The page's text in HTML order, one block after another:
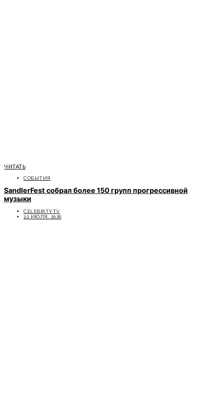
ЧИТАТЬ
СОБЫТИЯ
SandlerFest собрал более 150 групп прогрессивной
музыки
CELEBRITYTV
22 ИЮЛЯ, 2026